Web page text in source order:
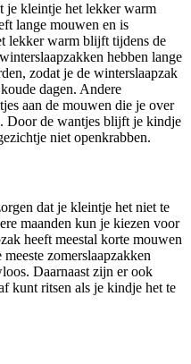
je kleintje het lekker warm
lange mouwen en is
lekker warm blijft tijdens de
hebben lange
zodat je de winterslaapzak
dagen. Andere
aan de mouwen die je over
Door de wantjes blijft je kindje
niet openkrabben.
dat je kleintje het niet te
maanden kun je kiezen voor
heeft meestal korte mouwen
zomerslaapzakken
Daarnaast zijn er ook
kunt ritsen als je kindje het te